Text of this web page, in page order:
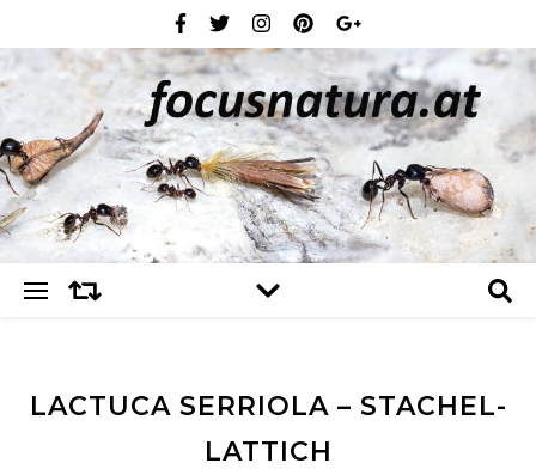
LACTUCA SERRIOLA – STACHEL-
LATTICH